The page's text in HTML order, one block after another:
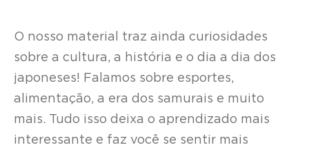
O nosso material traz ainda curiosidades
sobre a cultura, a história e o dia a dia dos
japoneses! Falamos sobre esportes,
alimentação, a era dos samurais e muito
mais. Tudo isso deixa o aprendizado mais
interessante e faz você se sentir mais